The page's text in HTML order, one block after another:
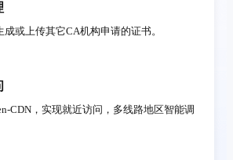
成或上传其它CA机构申请的证书。
CDN，实现就近访问，多线路地区智能调